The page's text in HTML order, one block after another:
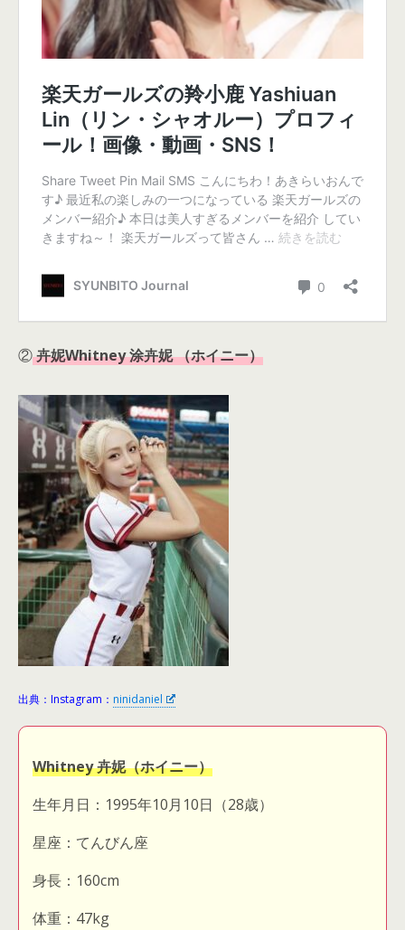
②卉妮Whitney 涂卉妮 （ホイニー）
出典：Instagram： ninidaniel
Whitney 卉妮（ホイニー）
生年月日：1995年10月10日（28歳）
星座：てんびん座
身長：160cm
体重：47kg